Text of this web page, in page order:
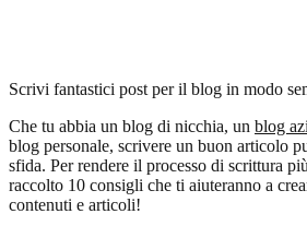
Scrivi fantastici post per il blog in modo
Che tu abbia un blog di nicchia, un blog
blog personale, scrivere un buon articolo
sfida. Per rendere il processo di scrittura
raccolto 10 consigli che ti aiuteranno a
contenuti e articoli!